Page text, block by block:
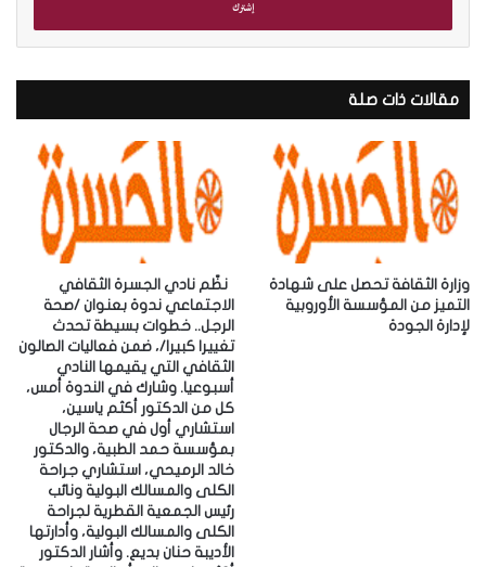
ب
ي
د
ك
ل
إ
ل
ك
ر
و
ن
مقالات ذات صلة
وزارة الثقافة تحصل على شهادة
التميز من المؤسسة الأوروبية
لإدارة الجودة
‎نظّم نادي الجسرة الثقافي
الاجتماعي ندوة بعنوان /صحة
الرجل.. خطوات بسيطة تحدث
تغييرا كبيرا/، ضمن فعاليات الصالون
الثقافي التي يقيمها النادي
أسبوعيا. ‎وشارك في الندوة أمس،
كل من الدكتور أكثم ياسين،
استشاري أول في صحة الرجال
بمؤسسة حمد الطبية، والدكتور
خالد الرميحي، استشاري جراحة
الكلى والمسالك البولية ونائب
رئيس الجمعية القطرية لجراحة
الكلى والمسالك البولية، وأدارتها
الأديبة حنان بديع. ‎وأشار الدكتور